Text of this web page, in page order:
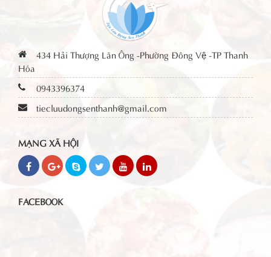
434 Hải Thượng Lãn Ông -Phường Đông Vệ -TP Thanh
Hóa
0943396374
tiecluudongsenthanh@gmail.com
MẠNG XÃ HỘI
FACEBOOK